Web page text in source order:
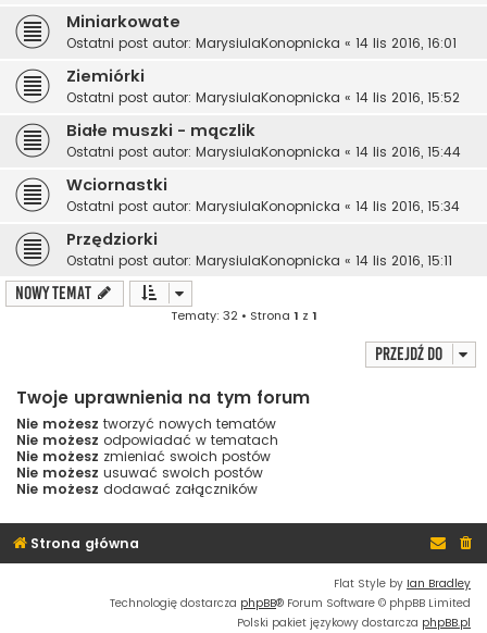
Miniarkowate
Ostatni post autor: MarysiulaKonopnicka « 14 lis 2016, 16:01
Ziemiórki
Ostatni post autor: MarysiulaKonopnicka « 14 lis 2016, 15:52
Białe muszki - mączlik
Ostatni post autor: MarysiulaKonopnicka « 14 lis 2016, 15:44
Wciornastki
Ostatni post autor: MarysiulaKonopnicka « 14 lis 2016, 15:34
Przędziorki
Ostatni post autor: MarysiulaKonopnicka « 14 lis 2016, 15:11
NOWY TEMAT
Tematy: 32 • Strona 1 z 1
Przejdź do
Twoje uprawnienia na tym forum
Nie możesz tworzyć nowych tematów
Nie możesz odpowiadać w tematach
Nie możesz zmieniać swoich postów
Nie możesz usuwać swoich postów
Nie możesz dodawać załączników
Strona główna
Flat Style by Ian Bradley
Technologię dostarcza phpBB® Forum Software © phpBB Limited
Polski pakiet językowy dostarcza phpBB.pl